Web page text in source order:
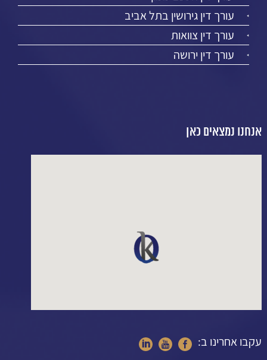
עורך דין גירושין בתל אביב
עורך דין צוואות
עורך דין ירושה
אנחנו נמצאים כאן
עקבו אחרינו ב: